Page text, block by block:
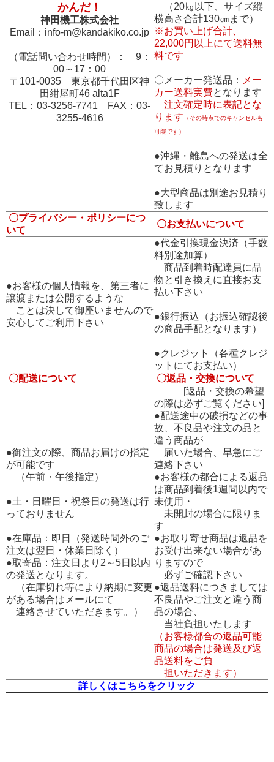
かんだ！
神田機工株式会社
Email： info-m@kandakiko.co.jp
（電話問い合わせ時間）： 9：
00～17：00
〒101-0035 東京都千代田区神
田紺屋町46 alta1F
TEL：03-3256-7741 FAX：03-
3255-4616
（20㎏以下、サイズ縦
横高さ合計130㎝まで）
※お買い上げ合計、
22,000円以上にて送料無
料です
〇メーカー発送品：
メー
カー送料実費となります
注文確定時に表記とな
ります （その時点でのキャンセルも
可能です）
●沖縄・離島への発送は全
てお見積りとなります
●大型商品は別途お見積り
致します
〇プライバシー・ポリシーにつ
いて
〇お支払いについて
●お客様の個人情報を、第三者に
譲渡または公開するような
ことは決して御座いませんので
安心してご利用下さい
●代金引換現金決済（手数
料別途加算）
商品到着時配達員に品
物と引き換えに直接お支
払い下さい
●銀行振込（お振込確認後
の商品手配となります）
●クレジット（各種クレジ
ットにてお支払い）
〇配送について
〇返品・交換について
●御注文の際、商品お届けの指定
が可能です
（午前・午後指定）
●土・日曜日・祝祭日の発送は行
っておりません
●在庫品：即日（発送時間外のご
注文は翌日・休業日除く）
●取寄品：注文日より2～5日以内
の発送となります。
（在庫切れ等により納期に変更
がある場合はメールにて
連絡させていただきます。）
[返品・交換の希望
の際は必ずご覧ください]
●配送途中の破損などの事
故、不良品や注文の品と
違う商品が
届いた場合、早急にご
連絡下さい
●お客様の都合による返品
は商品到着後1週間以内で
未使用・
未開封の場合に限りま
す
●お取り寄せ商品は返品を
お受け出来ない場合があ
りますので
必ずご確認下さい
●返品送料につきましては
不良品やご注文と違う商
品の場合、
当社負担いたします
（お客様都合の返品可能
商品の場合は発送及び返
品送料をご負
担いただきます）
詳しくはこちらをクリック